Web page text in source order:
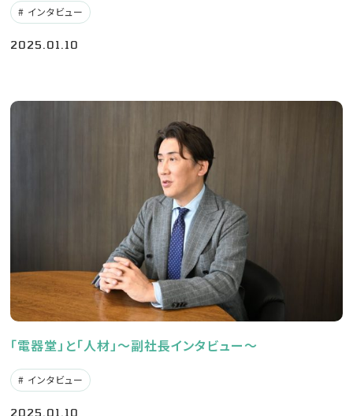
インタビュー
2025.01.10
「電器堂」と「人材」～副社長インタビュー～
インタビュー
2025.01.10